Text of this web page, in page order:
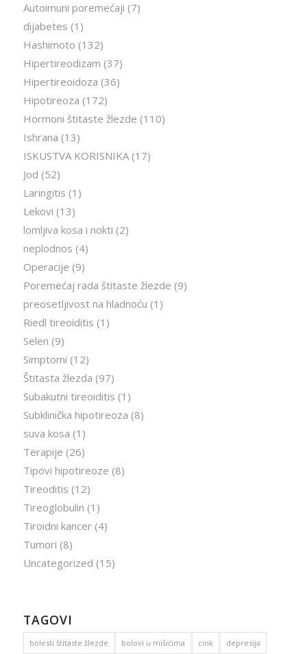
Autoimuni poremećaji (7)
dijabetes (1)
Hashimoto (132)
Hipertireodizam (37)
Hipertireoidoza (36)
Hipotireoza (172)
Hormoni štitaste žlezde (110)
Ishrana (13)
ISKUSTVA KORISNIKA(17)
Jod (52)
Laringitis (1)
Lekovi (13)
lomljiva kosa i nokti (2)
neplodnos (4)
Operacije (9)
Poremećaj rada štitaste žlezde (9)
preosetljivost na hladnoću (1)
Riedl tireoiditis (1)
Selen (9)
Simptomi (12)
Štitasta žlezda (97)
Subakutni tireoiditis (1)
Subklinička hipotireoza (8)
suva kosa (1)
Terapije (26)
Tipovi hipotireoze (8)
Tireoditis (12)
Tireoglobulin (1)
Tiroidni kancer(4)
Tumori (8)
Uncategorized (15)
TAGOVI
bolesti štitaste žlezde bolovi u mišićima cink depresija